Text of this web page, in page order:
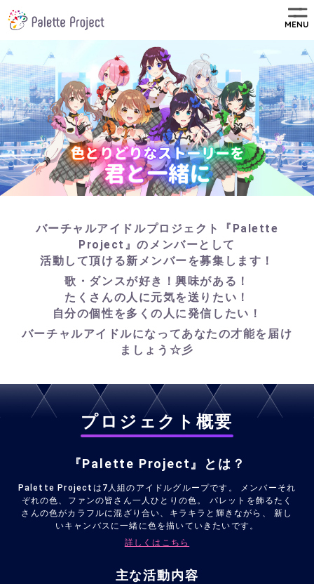
MENU
バーチャルアイドルプロジェクト『Palette
Project』のメンバーとして
活動して頂ける新メンバーを募集します！
歌・ダンスが好き！興味がある！
たくさんの人に元気を送りたい！
自分の個性を多くの人に発信したい！
バーチャルアイドルになってあなたの才能を届け
ましょう☆彡
プロジェクト概要
『Palette Project』とは？
Palette Projectは7人組のアイドルグループです。
メンバーそれ
ぞれの色、ファンの皆さん一人ひとりの色。
パレットを飾るたく
さんの色がカラフルに混ざり合い、キラキラと輝きながら、
新し
いキャンバスに一緒に色を描いていきたいです。
詳しくはこちら
主な活動内容